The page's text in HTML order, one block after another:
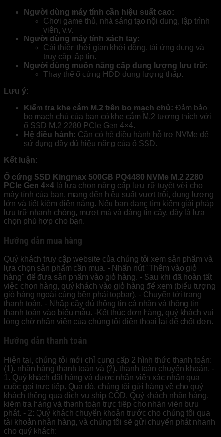
Người dùng máy tính cần hiệu suất cao:
Chơi game thủ, nhà sáng tạo nội dung, lập trình
viên, v.v.
Người dùng máy tính xách tay:
Cải thiện thời gian khởi động, tải ứng dụng và
truy cập tập tin.
Người dùng muốn nâng cấp dung lượng lưu trữ:
Thay thế ổ cứng HDD dung lượng thấp.
Lưu ý:
Kiểm tra khe cắm M.2 trên bo mạch chủ: Đảm bảo
bo mạch chủ của bạn có khe cắm M.2 tương thích với
ổ SSD M.2 2280 PCIe Gen 4×4.
Hệ điều hành: Cần có hệ điều hành hỗ trợ NVMe để
sử dụng đầy đủ hiệu năng của ổ SSD.
Kết luận:
Ổ cứng SSD Kingmax 500GB PQ4480 NVMe M.2 2280
PCIe Gen 4×4 là lựa chọn nâng cấp lưu trữ tuyệt vời cho
máy tính của bạn, mang đến hiệu suất vượt trội, dung lượng
lớn và tiết kiệm điện năng. Nếu bạn đang tìm kiếm giải pháp
lưu trữ nhanh chóng, mượt mà và đáng tin cậy, đây là lựa
chọn phù hợp cho bạn.
Hướng dẫn mua hàng
Quý khách truy cập website của chúng tôi xem sản phẩm và
lựa chọn sản phẩm cần mua. - Nhấn nút "Thêm vào giỏ
hàng" để đưa sản phẩm vào giỏ hàng. - Sau khi đã hoàn tất
việc chọn hàng, quý khách vào giỏ hàng để xem (biểu tượng
giỏ hàng ngoài cùng bên phải topbar). - Chuyển tới trang
thanh toán. - Nhập đầy đủ thông tin cá nhân và thông tin
thanh toán vào biểu mẫu. -Kết thúc đơn hàng, quý khách vui
lòng chờ nhân viên của chúng tôi điện thoại lại để chốt đơn.
Hướng dẫn thanh toán
Hiện tại, chúng tôi mới chỉ cung cấp 2 hình thức thanh toán:
(1). nhận hàng thanh toán và (2). thanh toán chuyển khoản. -
1. Quý khách đặt hàng và được nhân viên xác nhận qua
cuộc gọi trực tiếp. Qua đó, chúng tôi gửi hàng về cho quý
khách thông qua dịch vụ ship COD. Quý khách nhận hàng,
kiểm tra hàng và thanh toán trực tiếp cho nhân viên bưu
phát. - 2: Quý khách chuyển khoản trước cho chúng tôi qua
tài khoản nhân hàng, và chúng tôi sẽ gửi chuyển phát nhanh
cho quý khách: